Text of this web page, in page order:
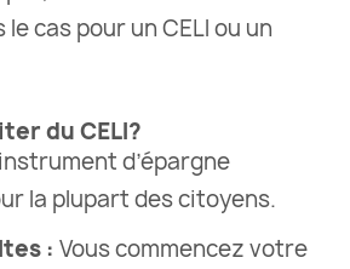
le cas pour un CELI ou un
du CELI?
d’épargne
la plupart des citoyens.
: Vous commencez votre